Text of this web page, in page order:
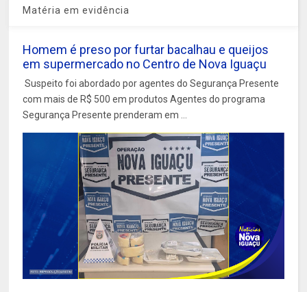
Matéria em evidência
Homem é preso por furtar bacalhau e queijos
em supermercado no Centro de Nova Iguaçu
Suspeito foi abordado por agentes do Segurança Presente
com mais de R$ 500 em produtos Agentes do programa
Segurança Presente prenderam em ...